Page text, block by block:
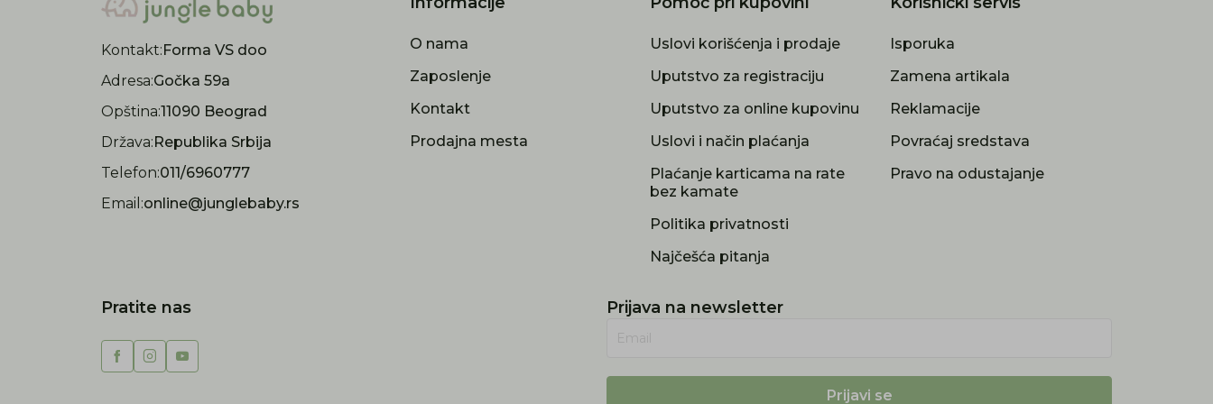
Kontakt: Forma VS doo
Adresa:Gočka 59a
Opština:11090 Beograd
Država: Republika Srbija
Telefon:011/6960777
Email:online@junglebaby.rs
O nama
Zaposlenje
Kontakt
Prodajna mesta
Uslovi korišćenja i prodaje
Uputstvo za registraciju
Uputstvo za online kupovinu
Uslovi i način plaćanja
Plaćanje karticama na rate
bez kamate
Politika privatnosti
Najčešća pitanja
Isporuka
Zamena artikala
Reklamacije
Povraćaj sredstava
Pravo na odustajanje
Pratite nas Prijava na newsletter
Email
Prijavi se